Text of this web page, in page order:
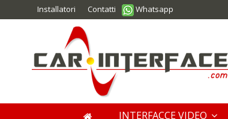
Installatori Contatti Whatsapp
INTERFACCE VIDEO